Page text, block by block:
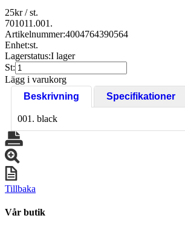
25kr/ st.
701011.001.
Artikelnummer:4004764390564
Enhet:st.
Lagerstatus:I lager
St:
Lägg i varukorg
Beskrivning
Specifikationer
001. black
Tillbaka
Vår butik